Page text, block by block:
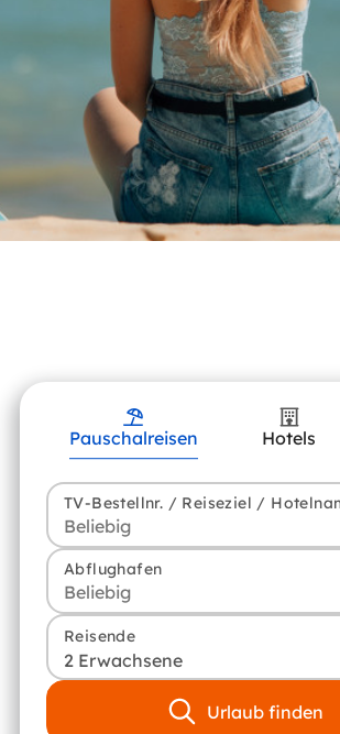
Pauschalreisen Hotels
TV-Bestellnr. / Reiseziel /
Abflughafen
Reisende
2 Erwachsene
Urlaub finden